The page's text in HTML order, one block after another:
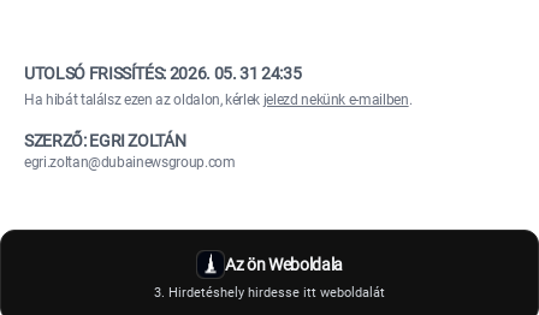
UTOLSÓ FRISSÍTÉS:2026. 05. 31 24:35
Ha hibát találsz ezen az oldalon, kérlek jelezd nekünk e-mailben.
SZERZŐ: EGRI ZOLTÁN
egri.zoltan@dubainewsgroup.com
Az ön Weboldala
3. Hirdetéshely hirdesse itt weboldalát